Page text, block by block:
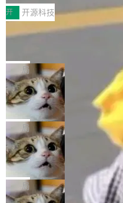
常维护操作，并完整支持
村国家自主创新示范区会议中
由中关村智联软件服务业质量
“智构可信·质创未来——AI原生
式”为主题，直面AI从实验室
的核心质量命题。会上，《
工具选型手册》发布，Testin
nt智能测试系统入选AI测试领
O而言，这提示了一个转变：
工具升级为企业的质量基础设
现实 过去两年，CIO们的焦虑
一是如何让大模型和智能体应
向生产，二是如何让测试团队
开 开源科技
让非法状态不可表示：一篇
有一种东西，一旦用过就回不
eev 管它叫"软件设计的基石"
鲜——代数数据类型（ADT）
（sum type）。但他说清楚了
型系统的学术体操，是日常编
章从一个简单的例子切入。一
设置，如果用布尔值 + 可空
ean 表示是否可切换，
色方案、深色方案——会产生
合。方案缺了、配置冲突了、
哪些组合有效，作者说，你得
局
Cloudflare 开源内部企业 AI
dflare OS
Cloudflare 发布了一个开源项
S。如果你只看官方博客，你
个"AI 知识库 + 聊天机器人
做，没什么新鲜的。 但
r 上把事情说清楚了： 今天我
re OS，一个带连接器的聊天
有科技公司做的一样。只不过
局
Deno 团队开源 Celld，可
布式 Durable Objects
Ryan Dahl 领导的 Deno 团队
目 Celld，一个能在自己机器
Workers 和 Durable Objects
局